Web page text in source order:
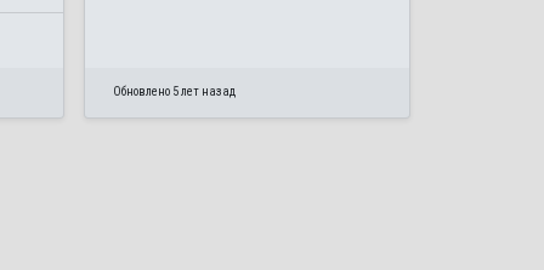
Обновлено 5 лет назад